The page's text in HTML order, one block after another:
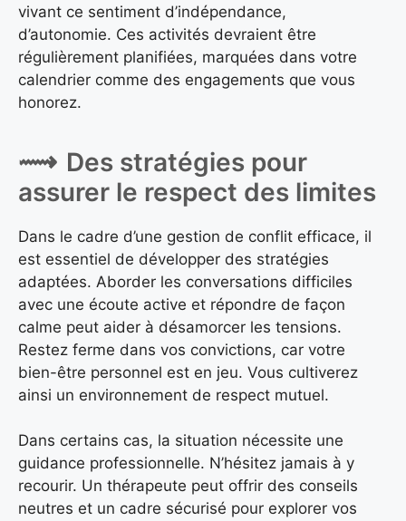
vivant ce sentiment d’indépendance,
d’autonomie. Ces activités devraient être
régulièrement planifiées, marquées dans votre
calendrier comme des engagements que vous
honorez.
Des stratégies pour
assurer le respect des limites
Dans le cadre d’une gestion de conflit efficace, il
est essentiel de développer des stratégies
adaptées. Aborder les conversations difficiles
avec une écoute active et répondre de façon
calme peut aider à désamorcer les tensions.
Restez ferme dans vos convictions, car votre
bien-être personnel est en jeu. Vous cultiverez
ainsi un environnement de respect mutuel.
Dans certains cas, la situation nécessite une
guidance professionnelle. N’hésitez jamais à y
recourir. Un thérapeute peut offrir des conseils
neutres et un cadre sécurisé pour explorer vos